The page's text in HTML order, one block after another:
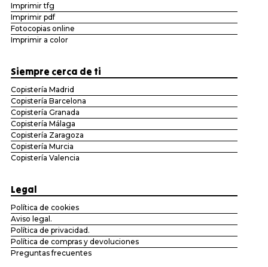
Imprimir tfg
Imprimir pdf
Fotocopias online
Imprimir a color
Siempre cerca de ti
Copistería Madrid
Copistería Barcelona
Copistería Granada
Copistería Málaga
Copistería Zaragoza
Copistería Murcia
Copistería Valencia
Legal
Política de cookies
Aviso legal.
Política de privacidad.
Política de compras y devoluciones
Preguntas frecuentes